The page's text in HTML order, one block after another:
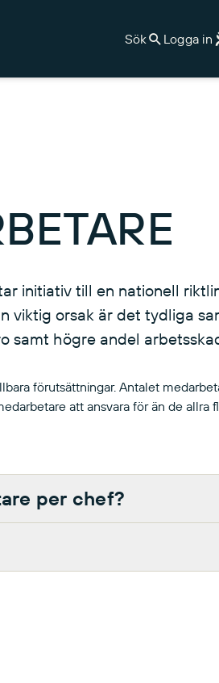
Sök
Logga in
initiativ till en nationell
viktig orsak är det tydliga
samt högre andel
förutsättningar. Antalet
att ansvara för än de allra
per chef?